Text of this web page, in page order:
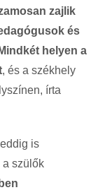
zajlik
és
Mindkét helyen a
, és a székhely
írta
is
a szülők